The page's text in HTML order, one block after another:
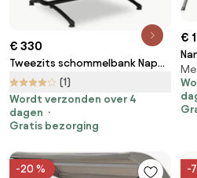
€ 330
Tweezits schommelbank Napoli
Garden Point
(1)
Wordt verzonden over 4
dagen
Gratis bezorging
€
-20 % -